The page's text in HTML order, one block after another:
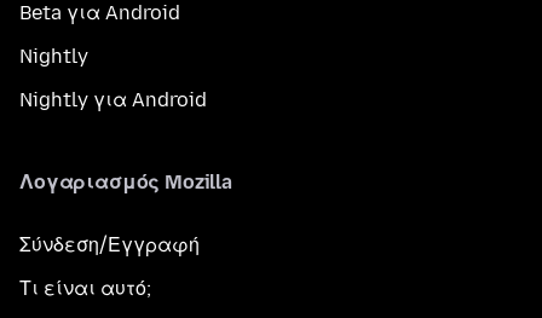
Beta για Android
Nightly
Nightly για Android
Λογαριασμός Mozilla
Σύνδεση/Εγγραφή
Τι είναι αυτό;